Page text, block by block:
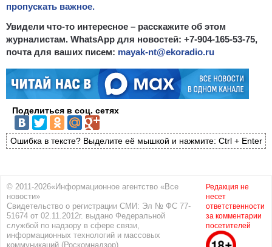
пропускать важное.
Увидели что-то интересное – расскажите об этом
журналистам. WhatsApp для новостей: +7-904-165-53-75,
почта для ваших писем: mayak-nt@ekoradio.ru
Поделиться в соц. сетях
Ошибка в тексте? Выделите её мышкой и нажмите: Ctrl + Enter
© 2011-2026«Информационное агентство «Все
новости»
Свидетельство о регистрации СМИ: Эл № ФС 77-
51674 от 02.11.2012г. выдано Федеральной
службой по надзору в сфере связи,
информационных технологий и массовых
коммуникаций (Роскомнадзор)
Редакция не
несет
ответственности
за комментарии
посетителей